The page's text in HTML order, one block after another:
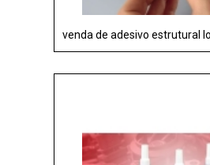
venda de adesivo estrutural